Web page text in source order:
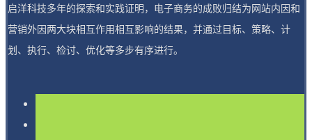
启洋科技多年的探索和实践证明，电子商务的成败归结为网站内因和
营销外因两大块相互作用相互影响的结果，并通过目标、策略、计
划、执行、检讨、优化等多步有序进行。